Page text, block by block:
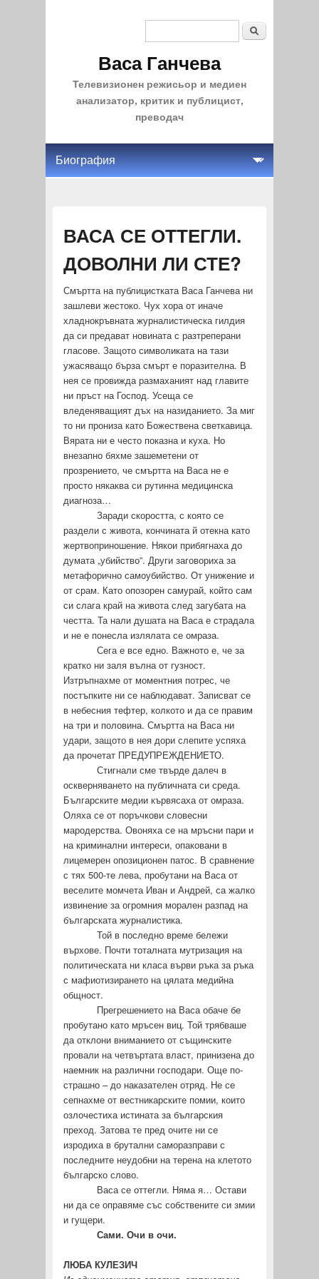
Васа Ганчева
Телевизионен режисьор и медиен
анализатор, критик и публицист,
преводач
ВАСА СЕ ОТТЕГЛИ.
ДОВОЛНИ ЛИ СТЕ?
Смъртта на публицистката Васа Ганчева ни
зашлеви жестоко. Чух хора от иначе
хладнокръвната журналистическа гилдия
да си предават новината с разтреперани
гласове. Защото символиката на тази
ужасяващо бърза смърт е поразителна. В
нея се провижда размаханият над главите
ни пръст на Господ. Усеща се
вледеняващият дъх на назиданието. За миг
то ни прониза като Божествена светкавица.
Вярата ни е често показна и куха. Но
внезапно бяхме зашеметени от
прозрението, че смъртта на Васа не е
просто някаква си рутинна медицинска
диагноза…
Заради скоростта, с която се
раздели с живота, кончината й отекна като
жертвоприношение. Някои прибягнаха до
думата „убийство”. Други заговориха за
метафорично самоубийство. От унижение и
от срам. Като опозорен самурай, който сам
си слага край на живота след загубата на
честта. Та нали душата на Васа е страдала
и не е понесла излялата се омраза.
Сега е все едно. Важното е, че за
кратко ни заля вълна от гузност.
Изтръпнахме от моментния потрес, че
постъпките ни се наблюдават. Записват се
в небесния тефтер, колкото и да се правим
на три и половина. Смъртта на Васа ни
удари, защото в нея дори слепите успяха
да прочетат ПРЕДУПРЕЖДЕНИЕТО.
Стигнали сме твърде далеч в
оскверняването на публичната си среда.
Българските медии кървясаха от омраза.
Оляха се от поръчкови словесни
мародерства. Овоняха се на мръсни пари и
на криминални интереси, опаковани в
лицемерен опозиционен патос. В сравнение
с тях 500-те лева, пробутани на Васа от
веселите момчета Иван и Андрей, са жалко
извинение за огромния морален разпад на
българската журналистика.
Той в последно време бележи
върхове. Почти тоталната мутризация на
политическата ни класа върви ръка за ръка
с мафиотизирането на цялата медийна
общност.
Прегрешението на Васа обаче бе
пробутано като мръсен виц. Той трябваше
да отклони вниманието от същинските
провали на четвъртата власт, принизена до
наемник на различни господари. Още по-
страшно – до наказателен отряд. Не се
сепнахме от вестникарските помии, които
озлочестиха истината за българския
преход. Затова те пред очите ни се
изродиха в брутални саморазправи с
последните неудобни на терена на клетото
българско слово.
Васа се оттегли. Няма я… Остави
ни да се оправяме със собствените си змии
и гущери.
Сами. Очи в очи.
ЛЮБА КУЛЕЗИЧ